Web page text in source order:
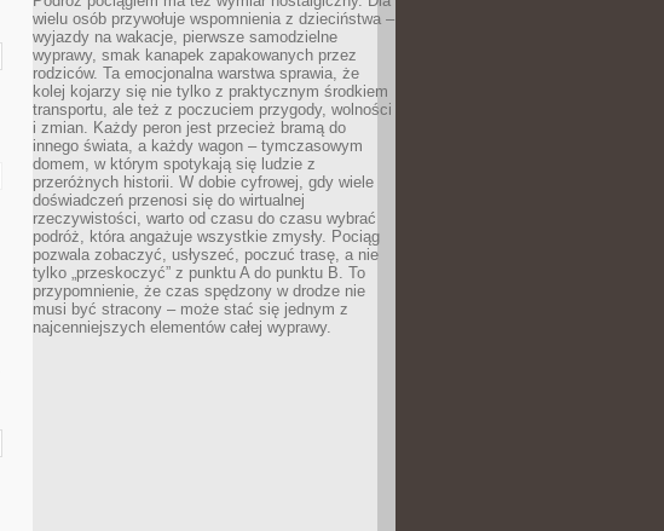
wielu osób przywołuje wspomnienia z dzieciństwa –
wyjazdy na wakacje, pierwsze samodzielne
wyprawy, smak kanapek zapakowanych przez
rodziców. Ta emocjonalna warstwa sprawia, że
kolej kojarzy się nie tylko z praktycznym środkiem
transportu, ale też z poczuciem przygody, wolności
i zmian. Każdy peron jest przecież bramą do
innego świata, a każdy wagon – tymczasowym
domem, w którym spotykają się ludzie z
przeróżnych historii. W dobie cyfrowej, gdy wiele
doświadczeń przenosi się do wirtualnej
rzeczywistości, warto od czasu do czasu wybrać
podróż, która angażuje wszystkie zmysły. Pociąg
pozwala zobaczyć, usłyszeć, poczuć trasę, a nie
tylko „przeskoczyć” z punktu A do punktu B. To
przypomnienie, że czas spędzony w drodze nie
musi być stracony – może stać się jednym z
najcenniejszych elementów całej wyprawy.